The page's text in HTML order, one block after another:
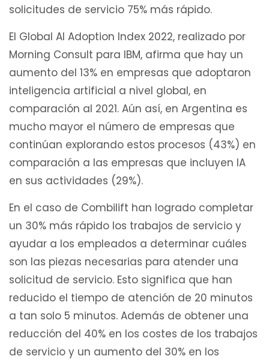
solicitudes de servicio 75% más rápido.
El Global AI Adoption Index 2022, realizado por
Morning Consult para IBM, afirma que hay un
aumento del 13% en empresas que adoptaron
inteligencia artificial a nivel global, en
comparación al 2021. Aún así, en Argentina es
mucho mayor el número de empresas que
continúan explorando estos procesos (43%) en
comparación a las empresas que incluyen IA
en sus actividades (29%).
En el caso de Combilift han logrado completar
un 30% más rápido los trabajos de servicio y
ayudar a los empleados a determinar cuáles
son las piezas necesarias para atender una
solicitud de servicio. Esto significa que han
reducido el tiempo de atención de 20 minutos
a tan solo 5 minutos. Además de obtener una
reducción del 40% en los costes de los trabajos
de servicio y un aumento del 30% en los